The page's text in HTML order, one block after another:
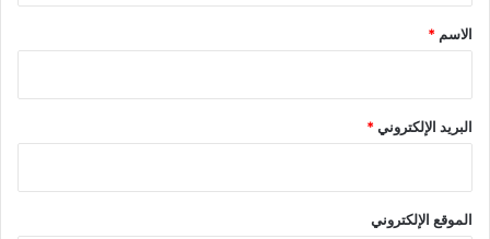
*
الاسم *
البريد الإلكتروني*
الموقع الإلكتروني